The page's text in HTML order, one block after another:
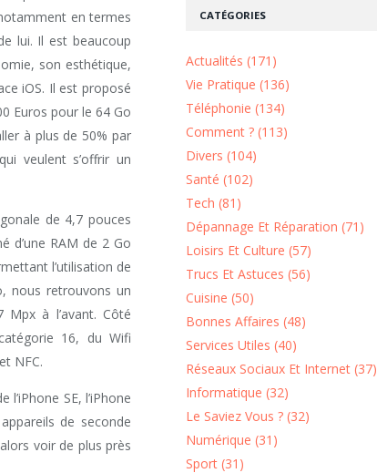
en termes
lui. Il est beaucoup
son esthétique,
iOS. Il est proposé
Euros pour le 64 Go
à plus de 50% par
veulent s’offrir un
de 4,7 pouces
d’une RAM de 2 Go
l’utilisation de
nous retrouvons un
à l’avant. Côté
16, du Wifi
NFC.
SE, l’iPhone
de seconde
voir de plus près
CATÉGORIES
Actualités (171)
Vie Pratique (136)
Téléphonie (134)
Comment ? (113)
Divers (104)
Santé (102)
Tech (81)
Dépannage Et Réparation (71)
Loisirs Et Culture (57)
Trucs Et Astuces (56)
Cuisine (50)
Bonnes Affaires (48)
Services Utiles (40)
Réseaux Sociaux Et Internet (37)
Informatique (32)
Le Saviez Vous ? (32)
Numérique (31)
Sport (31)